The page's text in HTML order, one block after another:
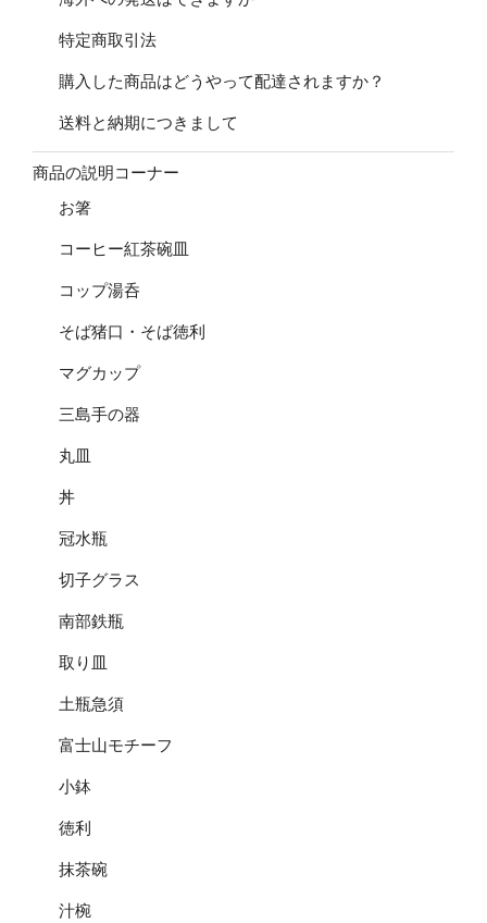
特定商取引法
購入した商品はどうやって配達されますか？
送料と納期につきまして
商品の説明コーナー
お箸
コーヒー紅茶碗皿
コップ湯呑
そば猪口・そば徳利
マグカップ
三島手の器
丸皿
丼
冠水瓶
切子グラス
南部鉄瓶
取り皿
土瓶急須
富士山モチーフ
小鉢
徳利
抹茶碗
汁椀